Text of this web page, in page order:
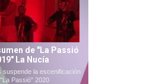
de "La Passió
La Nucía
suspende la escenificación
Passió" 2020